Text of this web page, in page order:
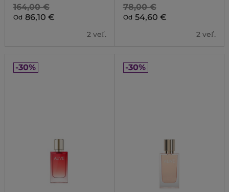
164,00 €
Od 86,10 €
2 veľ.
78,00 €
Od 54,60 €
2 veľ.
-30% -30%